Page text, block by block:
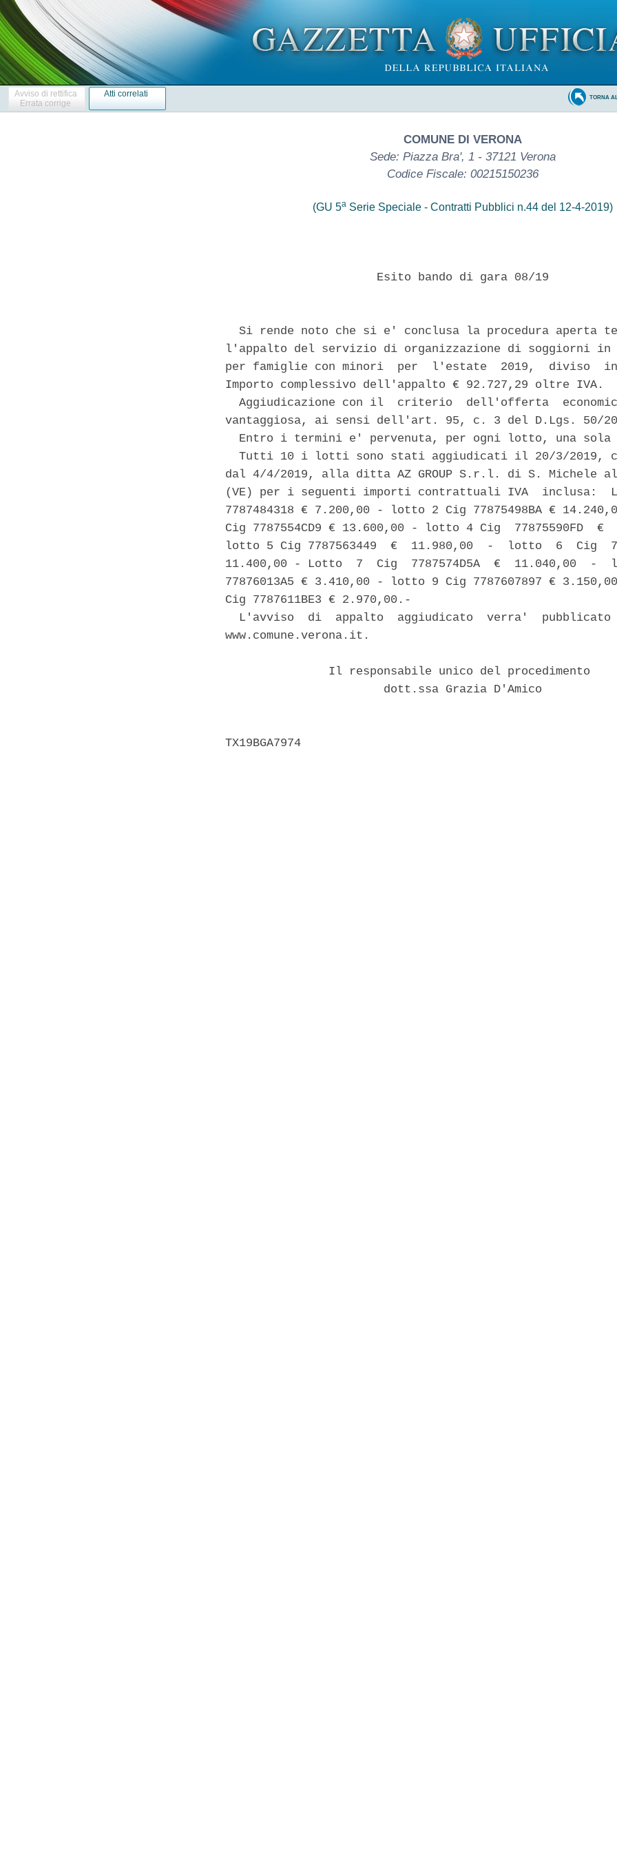
Avviso di rettifica
Errata corrige
Atti correlati TORNA
COMUNE DI VERONA
Sede: Piazza Bra', 1 - 37121 Verona
Codice Fiscale: 00215150236
(GU 5a Serie Speciale - Contratti Pubblici n.44 del 12-4-2019)
                      Esito bando di gara 08/19
Si rende noto che si e' conclusa la procedura aperta
l'appalto del servizio di organizzazione di soggiorni in
per famiglie con minori  per  l'estate  2019,  diviso
Importo complessivo dell'appalto € 92.727,29 oltre IVA.
Aggiudicazione con il  criterio  dell'offerta
vantaggiosa, ai sensi dell'art. 95, c. 3 del D.Lgs. 50/
Entro i termini e' pervenuta, per ogni lotto, una sola
Tutti 10 i lotti sono stati aggiudicati il 20/3/2019,
dal 4/4/2019, alla ditta AZ GROUP S.r.l. di S. Michele al
(VE) per i seguenti importi contrattuali IVA  inclusa:
7787484318 € 7.200,00 - lotto 2 Cig 77875498BA €
Cig 7787554CD9 € 13.600,00 - lotto 4 Cig  77875590FD  €
lotto 5 Cig 7787563449  €  11.980,00  -  lotto  6  Cig
11.400,00 - Lotto  7  Cig  7787574D5A  €  11.040,00  -
77876013A5 € 3.410,00 - lotto 9 Cig 7787607897 €
Cig 7787611BE3 € 2.970,00.-
L'avviso  di  appalto  aggiudicato  verra'  pubblicato
www.comune.verona.it.
               Il responsabile unico del procedimento
                       dott.ssa Grazia D'Amico